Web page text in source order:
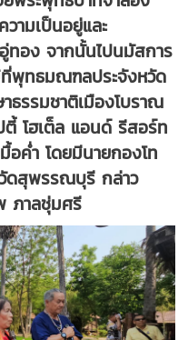
มเป็นอยู่และ
ทอง จากนั้นไปนมัสการ
พุทธมณฑลประจังหวัด
ธรรมชาติเมืองโบราณ
ตี้ โฮเต็ล แอนด์ รีสอร์ท
อค่ำ โดยมีนายกองโท
วัดสุพรรณบุรี กล่าว
ภาลชุ่มศรี